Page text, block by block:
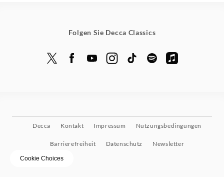
Folgen Sie Decca Classics
Decca Kontakt Impressum Nutzungsbedingungen
Barrierefreiheit Datenschutz Newsletter
Cookie Choices